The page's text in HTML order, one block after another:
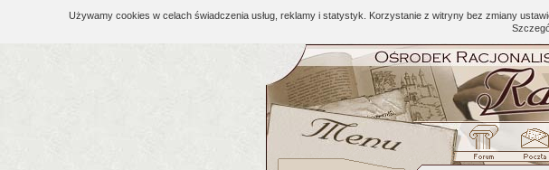
Używamy cookies w celach świadczenia usług, reklamy i statystyk. Korzystanie z witryny bez zmiany